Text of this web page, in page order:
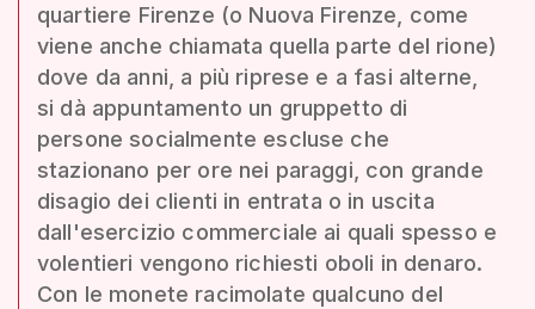
quartiere Firenze (o Nuova Firenze, come
viene anche chiamata quella parte del rione)
dove da anni, a più riprese e a fasi alterne,
si dà appuntamento un gruppetto di
persone socialmente escluse che
stazionano per ore nei paraggi, con grande
disagio dei clienti in entrata o in uscita
dall'esercizio commerciale ai quali spesso e
volentieri vengono richiesti oboli in denaro.
Con le monete racimolate qualcuno del